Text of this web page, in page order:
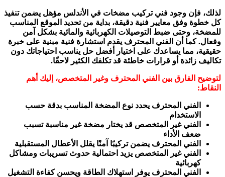
لذلك، فإن وجود فني تركيب مضخات في الأندلس مؤهل يضمن تنفيذ
كل خطوة وفق معايير فنية دقيقة، بداية من تحديد الموقع المناسب
للمضخة، وحتى ضبط التوصيلات الكهربائية والمائية بشكل آمن
وفعال. كما أن الفني المحترف يقدم استشارة فنية مبنية على خبرة
حقيقية، مما يساعدك على اختيار أفضل حل يناسب احتياجاتك دون
تكاليف زائدة أو قرارات خاطئة قد تكلفك الكثير لاحقًا.
لتوضيح الفارق بين الفني المحترف وغير المتخصص، إليك أهم
النقاط:
الفني المحترف يحدد نوع المضخة المناسب بدقة حسب
الاستخدام
الفني غير المتخصص قد يختار مضخة غير مناسبة تسبب
ضعف الأداء
الفني المحترف يضمن تركيبًا آمنًا يقلل الأعطال المستقبلية
الفني غير المتخصص يزيد احتمالية حدوث تسريبات ومشاكل
كهربائية
الفني المحترف يوفر استهلاك الطاقة ويحسن كفاءة التشغيل